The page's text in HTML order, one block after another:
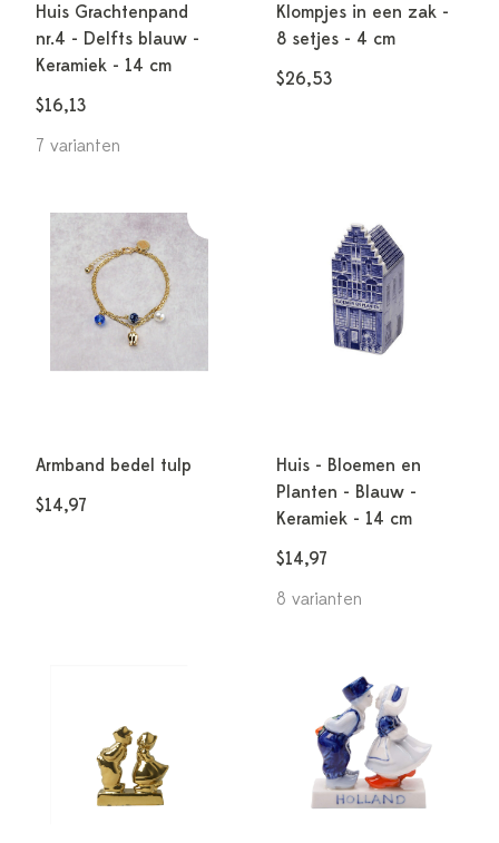
Huis Grachtenpand
nr.4 - Delfts blauw -
Keramiek - 14 cm
$16,13
7 varianten
Klompjes in een zak -
8 setjes - 4 cm
$26,53
Armband bedel tulp
$14,97
Huis - Bloemen en
Planten - Blauw -
Keramiek - 14 cm
$14,97
8 varianten